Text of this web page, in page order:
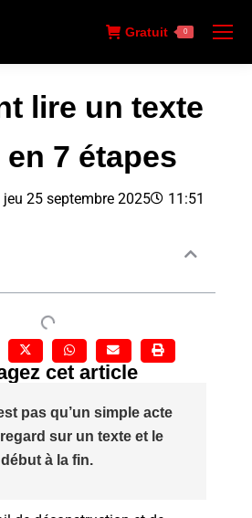
Gratuit 0
lire un texte
7 étapes
jeu 25 septembre 2025 11:51
cet article
pas qu’un simple acte
sur un texte et le
à la fin.